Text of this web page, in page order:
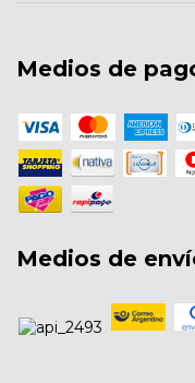
Medios de
Medios de